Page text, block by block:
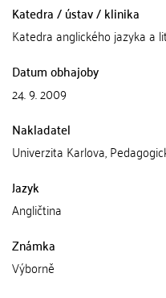
Katedra / ústav / klinika
Katedra anglického jazyka a
Datum obhajoby
24. 9. 2009
Nakladatel
Univerzita Karlova,
Jazyk
Angličtina
Známka
Výborně